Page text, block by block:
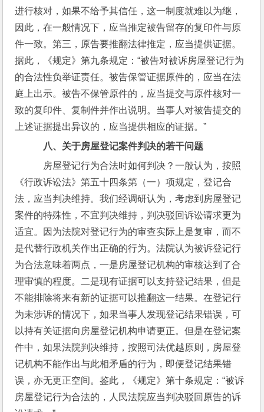
进行核对，如果不给予其信任，这一制度就难以为继，
因此，在一般情况下，应当推定被告留存的复印件与原
件一致。第三，原告要推翻法律推定，应当提供证据。
据此，《规定》第九条规定：“被告对被诉房屋登记行为
的合法性负举证责任。被告保管证据原件的，应当在法
庭上出示。被告不保管原件的，应当提交与原件核对一
致的复印件、复制件并作出说明。当事人对被告提交的
上述证据提出异议的，应当提供相应的证据。”
八、关于房屋登记案件判决的若干问题
房屋登记行为合法时如何判决？一般认为，按照
《行政诉讼法》第五十四条第（一）项规定，登记合
法，应当判决维持。我们经调研认为，考虑到房屋登记
案件的特殊性，不宜判决维持，判决驳回诉讼请求更为
适宜。因为法院对登记行为的审查实际上是复审，而不
是代替行政机关作出正确的行为。法院认为被诉登记行
为合法意味着两点，一是房屋登记机构的审核达到了合
理审慎的程度。二是现有证据可以支持登记结果，但是
不能排除将来有新的证据可以推翻这一结果。在登记行
为未涉诉的情况下，如果当事人发现登记结果错误，可
以持有关证据向房屋登记机构申请更正。但是在登记案
件中，如果法院判决维持，按照司法优越原则，房屋登
记机构不能作出与此相矛盾的行为，即便登记结果错
误，亦无更正空间。鉴此，《规定》第十条规定：“被诉
房屋登记行为合法的，人民法院应当判决驳回原告的诉